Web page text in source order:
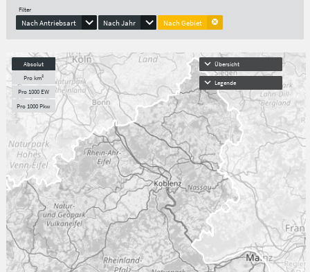
Filter
Nach Antriebsart Nach Jahr Nach Gebiet
Absolut
Pro km²
Pro 1000 EW
Pro 1000 Pkw
Übersicht
Legende